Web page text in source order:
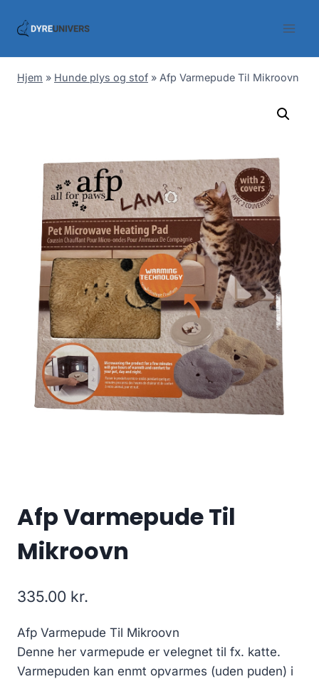
Hjem » Hunde plys og stof » Afp Varmepude Til Mikroovn
Afp Varmepude Til
Mikroovn
335.00 kr.
Afp Varmepude Til Mikroovn
Denne her varmepude er velegnet til fx. katte.
Varmepuden kan enmt opvarmes (uden puden) i